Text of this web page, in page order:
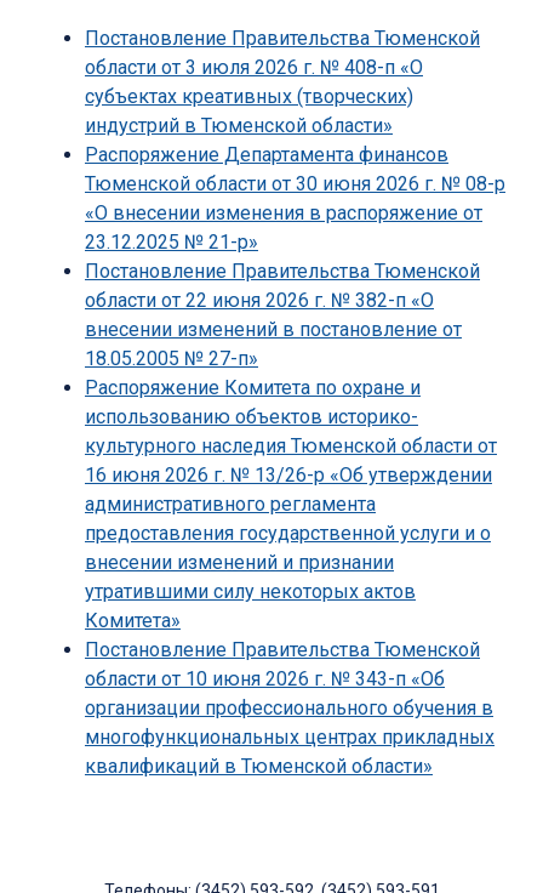
Постановление Правительства Тюменской
области от 3 июля 2026 г. № 408-п «О
субъектах креативных (творческих)
индустрий в Тюменской области»
Распоряжение Департамента финансов
Тюменской области от 30 июня 2026 г. № 08-р
«О внесении изменения в распоряжение от
23.12.2025 № 21-р»
Постановление Правительства Тюменской
области от 22 июня 2026 г. № 382-п «О
внесении изменений в постановление от
18.05.2005 № 27-п»
Распоряжение Комитета по охране и
использованию объектов историко-
культурного наследия Тюменской области от
16 июня 2026 г. № 13/26-р «Об утверждении
административного регламента
предоставления государственной услуги и о
внесении изменений и признании
утратившими силу некоторых актов
Комитета»
Постановление Правительства Тюменской
области от 10 июня 2026 г. № 343-п «Об
организации профессионального обучения в
многофункциональных центрах прикладных
квалификаций в Тюменской области»